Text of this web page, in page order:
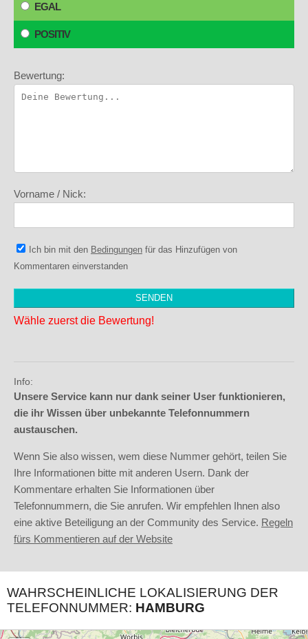
EGAL
POSITIV
Bewertung:
Vorname / Nick:
Ich bin mit den Bedingungen für das Hinzufügen von
Kommentaren einverstanden
Wähle zuerst die Bewertung!
Info:
Unsere Service kann nur dank seiner User funktionieren,
die ihr Wissen über unbekannte Telefonnummern
austauschen.
Wenn Sie also wissen, wem diese Nummer gehört, teilen Sie
Ihre Informationen bitte mit anderen Usern. Dank der
Kommentare erhalten Sie Informationen über
Telefonnummern, die Sie anrufen. Wir empfehlen Ihnen also
eine aktive Beteiligung an der Community des Service. Regeln
fürs Kommentieren auf der Website
WAHRSCHEINLICHE LOKALISIERUNG DER
TELEFONNUMMER: HAMBURG